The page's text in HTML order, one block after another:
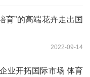
育”的高端花卉走出国
2022-09-14
业开拓国际市场 体育